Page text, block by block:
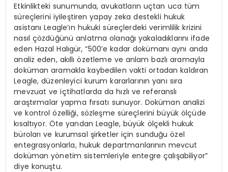
Etkinlikteki sunumunda, avukatların uçtan uca tüm
süreçlerini iyileştiren yapay zeka destekli hukuk
asistanı Leagle’ın hukuki süreçlerdeki verimlilik krizini
nasıl çözdüğünü anlatma olanağı yakaladıklarını ifade
eden Hazal Halıgür, “500’e kadar dokümanı aynı anda
analiz eden, akıllı özetleme ve anlam bazlı aramayla
doküman aramakla kaybedilen vakti ortadan kaldıran
Leagle, düzenleyici kurum kararlarının yanı sıra
mevzuat ve içtihatlarda da hızlı ve referanslı
araştırmalar yapma fırsatı sunuyor. Doküman analizi
ve kontrol özelliği, sözleşme süreçlerini büyük ölçüde
kısaltıyor. Öte yandan Leagle, büyük ölçekli hukuk
büroları ve kurumsal şirketler için sunduğu özel
entegrasyonlarla, hukuk departmanlarının mevcut
doküman yönetim sistemleriyle entegre çalışabiliyor”
diye konuştu.